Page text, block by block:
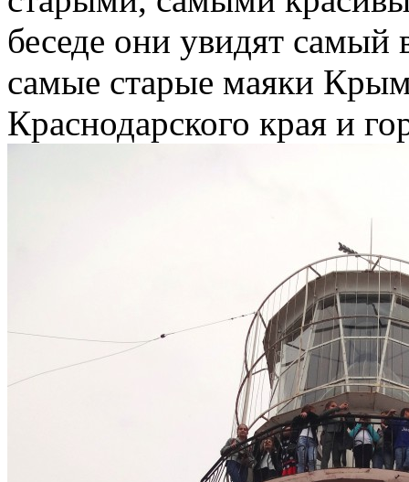
беседе они увидят
самые старые маяки
Краснодарского края и